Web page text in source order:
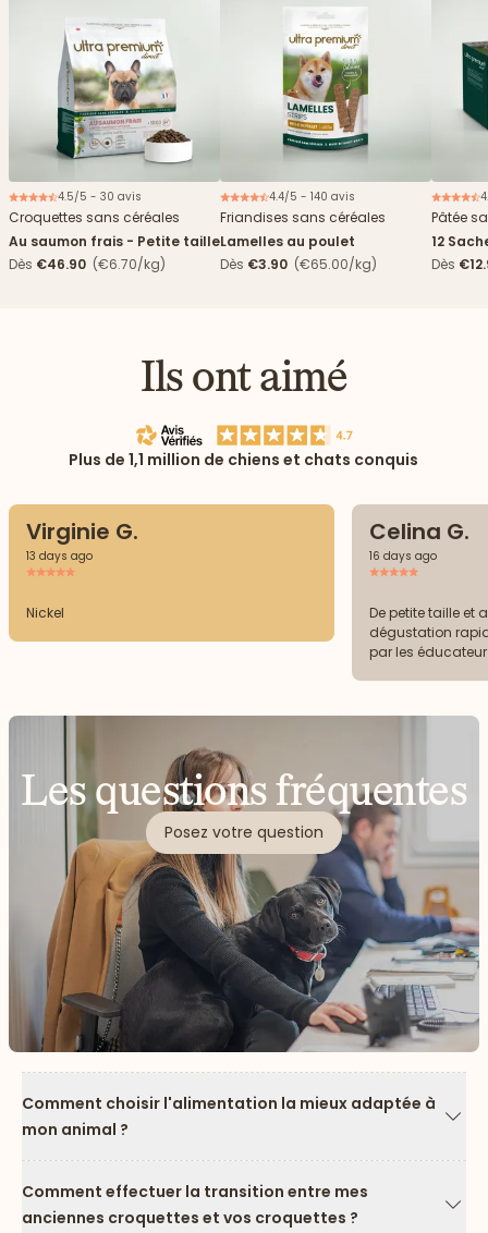
4.5/5 - 30 avis
Croquettes sans céréales
Au saumon frais - Petite taille
Dès €46.90 (€6.70/kg)
4.4/5 - 140 avis
Friandises sans céréales
Lamelles au poulet
Dès €3.90 (€65.00/kg)
Pâtée
12
Dès
Ils ont aimé
Plus de 1,1 million de chiens et chats conquis
Virginie G.
13 days ago
Nickel
Celina G.
16 days ago
De petite taille et
dégustation
par les
Les questions fréquentes
Posez votre question
Comment choisir l'alimentation la mieux adaptée à
mon animal ?
Comment effectuer la transition entre mes
anciennes croquettes et vos croquettes ?